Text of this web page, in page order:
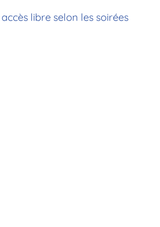
libre selon les soirées